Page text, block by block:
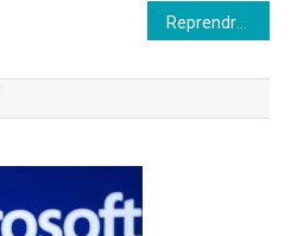
Reprendre le contrôle du trackpad ou la souris Mac qui cessent de fonctionner ?